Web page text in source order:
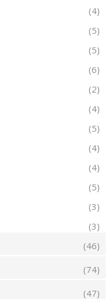
(4)
(5)
(5)
(6)
(2)
(4)
(5)
(4)
(4)
(5)
(3)
(3)
(46)
(74)
(47)